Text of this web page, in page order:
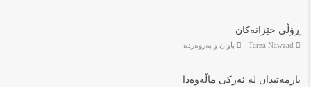
ڕۆڵی خێزانەکان
Tarza Nawzad باوان و پەروەردە
يارمەتيدان لە ئەركى ماڵەوەدا